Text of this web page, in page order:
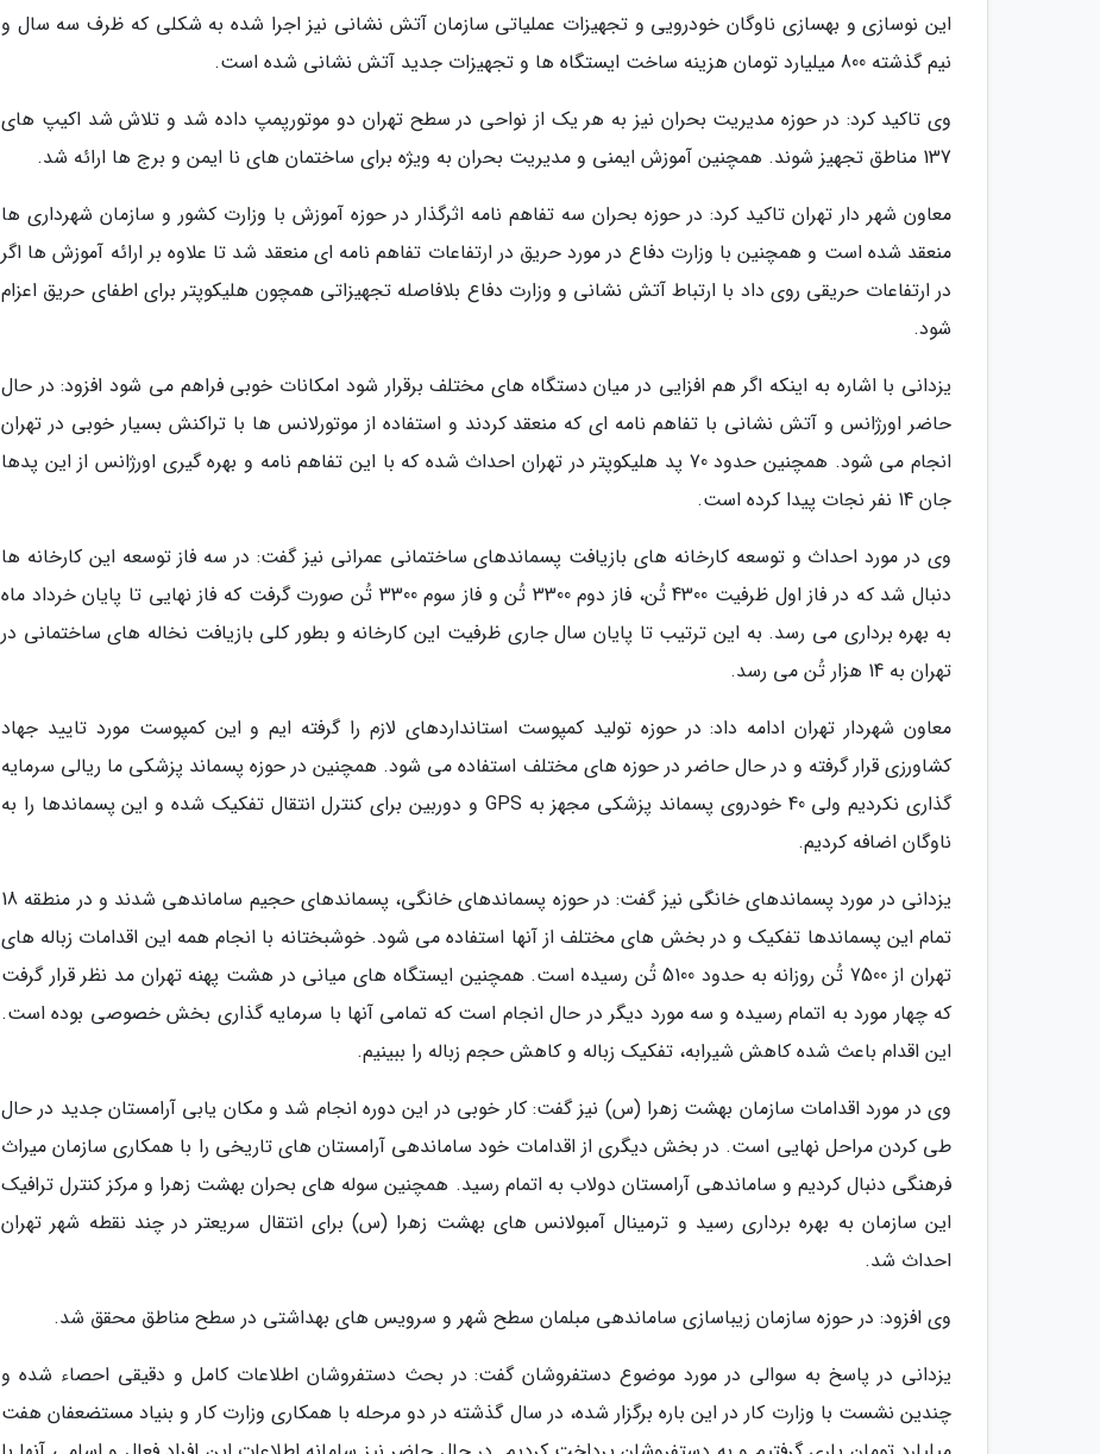
این نوسازی و بهسازی ناوگان خودرویی و تجهیزات عملیاتی سازمان آتش نشانی نیز اجرا شده به شکلی که ظرف سه سال و
نیم گذشته 800 میلیارد تومان هزینه ساخت ایستگاه ها و تجهیزات جدید آتش نشانی شده است.
وی تاکید کرد: در حوزه مدیریت بحران نیز به هر یک از نواحی در سطح تهران دو موتورپمپ داده شد و تلاش شد اکیپ های
137 مناطق تجهیز شوند. همچنین آموزش ایمنی و مدیریت بحران به ویژه برای ساختمان های نا ایمن و برج ها ارائه شد.
معاون شهر دار تهران تاکید کرد: در حوزه بحران سه تفاهم نامه اثرگذار در حوزه آموزش با وزارت کشور و سازمان شهرداری ها
منعقد شده است و همچنین با وزارت دفاع در مورد حریق در ارتفاعات تفاهم نامه ای منعقد شد تا علاوه بر ارائه آموزش ها اگر
در ارتفاعات حریقی روی داد با ارتباط آتش نشانی و وزارت دفاع بلافاصله تجهیزاتی همچون هلیکوپتر برای اطفای حریق اعزام
شود.
یزدانی با اشاره به اینکه اگر هم افزایی در میان دستگاه های مختلف برقرار شود امکانات خوبی فراهم می شود افزود: در حال
حاضر اورژانس و آتش نشانی با تفاهم نامه ای که منعقد کردند و استفاده از موتورلانس ها با تراکنش بسیار خوبی در تهران
انجام می شود. همچنین حدود 70 پد هلیکوپتر در تهران احداث شده که با این تفاهم نامه و بهره گیری اورژانس از این پدها
جان 14 نفر نجات پیدا کرده است.
وی در مورد احداث و توسعه کارخانه های بازیافت پسماندهای ساختمانی عمرانی نیز گفت: در سه فاز توسعه این کارخانه ها
دنبال شد که در فاز اول ظرفیت 4300 تُن، فاز دوم 3300 تُن و فاز سوم 3300 تُن صورت گرفت که فاز نهایی تا پایان خرداد ماه
به بهره برداری می رسد. به این ترتیب تا پایان سال جاری ظرفیت این کارخانه و بطور کلی بازیافت نخاله های ساختمانی در
تهران به 14 هزار تُن می رسد.
معاون شهردار تهران ادامه داد: در حوزه تولید کمپوست استانداردهای لازم را گرفته ایم و این کمپوست مورد تایید جهاد
کشاورزی قرار گرفته و در حال حاضر در حوزه های مختلف استفاده می شود. همچنین در حوزه پسماند پزشکی ما ریالی سرمایه
گذاری نکردیم ولی 40 خودروی پسماند پزشکی مجهز به GPS و دوربین برای کنترل انتقال تفکیک شده و این پسماندها را به
ناوگان اضافه کردیم.
یزدانی در مورد پسماندهای خانگی نیز گفت: در حوزه پسماندهای خانگی، پسماندهای حجیم ساماندهی شدند و در منطقه 18
تمام این پسماندها تفکیک و در بخش های مختلف از آنها استفاده می شود. خوشبختانه با انجام همه این اقدامات زباله های
تهران از 7500 تُن روزانه به حدود 5100 تُن رسیده است. همچنین ایستگاه های میانی در هشت پهنه تهران مد نظر قرار گرفت
که چهار مورد به اتمام رسیده و سه مورد دیگر در حال انجام است که تمامی آنها با سرمایه گذاری بخش خصوصی بوده است.
این اقدام باعث شده کاهش شیرابه، تفکیک زباله و کاهش حجم زباله را ببینیم.
وی در مورد اقدامات سازمان بهشت زهرا (س) نیز گفت: کار خوبی در این دوره انجام شد و مکان یابی آرامستان جدید در حال
طی کردن مراحل نهایی است. در بخش دیگری از اقدامات خود ساماندهی آرامستان های تاریخی را با همکاری سازمان میراث
فرهنگی دنبال کردیم و ساماندهی آرامستان دولاب به اتمام رسید. همچنین سوله های بحران بهشت زهرا و مرکز کنترل ترافیک
این سازمان به بهره برداری رسید و ترمینال آمبولانس های بهشت زهرا (س) برای انتقال سریعتر در چند نقطه شهر تهران
احداث شد.
وی افزود: در حوزه سازمان زیباسازی ساماندهی مبلمان سطح شهر و سرویس های بهداشتی در سطح مناطق محقق شد.
یزدانی در پاسخ به سوالی در مورد موضوع دستفروشان گفت: در بحث دستفروشان اطلاعات کامل و دقیقی احصاء شده و
چندین نشست با وزارت کار در این باره برگزار شده، در سال گذشته در دو مرحله با همکاری وزارت کار و بنیاد مستضعفان هفت